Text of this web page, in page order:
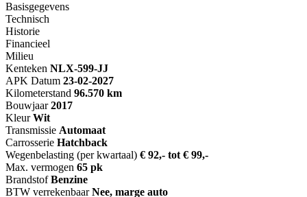
Basisgegevens
Technisch
Historie
Financieel
Milieu
Kenteken NLX-599-JJ
APK Datum 23-02-2027
Kilometerstand 96.570 km
Bouwjaar 2017
Kleur Wit
Transmissie Automaat
Carrosserie Hatchback
Wegenbelasting (per kwartaal) € 92,- tot € 99,-
Max. vermogen 65 pk
Brandstof Benzine
BTW verrekenbaar Nee, marge auto